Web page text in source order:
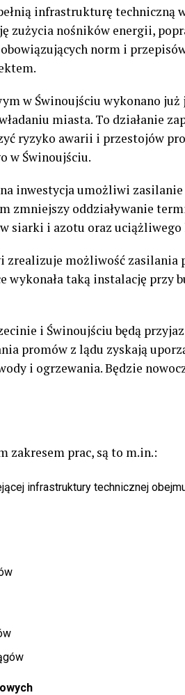
infrastrukturę techniczną
zużycia nośników energii,
norm i
w Świnoujściu wykonano
miasta. To działanie
ryzyko awarii i przestojów
w Świnoujściu.
inwestycja umożliwi
zmniejszy oddziaływanie
siarki i azotu oraz uciążliwego
zrealizuje możliwość zasilania
wykonała taką instalację przy
i Świnoujściu będą
promów z lądu zyskają
i ogrzewania. Będzie
zakresem prac, są to m.in.:
infrastruktury technicznej